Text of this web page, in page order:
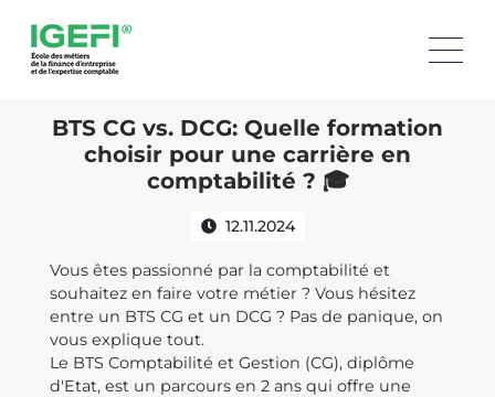
BTS CG vs. DCG: Quelle formation
choisir pour une carrière en
comptabilité ? 🎓
12.11.2024
Vous êtes passionné par la comptabilité et
souhaitez en faire votre métier ? Vous hésitez
entre un BTS CG et un DCG ? Pas de panique, on
vous explique tout.
Le BTS Comptabilité et Gestion (CG), diplôme
d'Etat, est un parcours en 2 ans qui offre une